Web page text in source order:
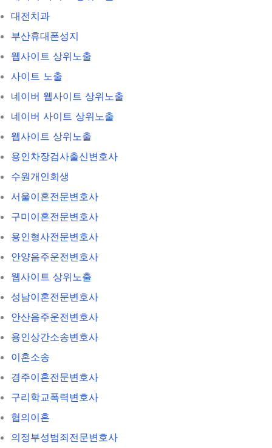
대전치과
부산휴대폰성지
웹사이트 상위노출
사이트 노출
네이버 웹사이트 상위노출
네이버 사이트 상위노출
웹사이트 상위노출
용인차장검사출신변호사
수원개인회생
서울이혼전문변호사
구미이혼전문변호사
용인형사전문변호사
안양음주운전변호사
웹사이트 상위노출
성남이혼전문변호사
안산음주운전변호사
용인상간소송변호사
이혼소송
경주이혼전문변호사
구리학교폭력변호사
협의이혼
의정부성범죄전문변호사